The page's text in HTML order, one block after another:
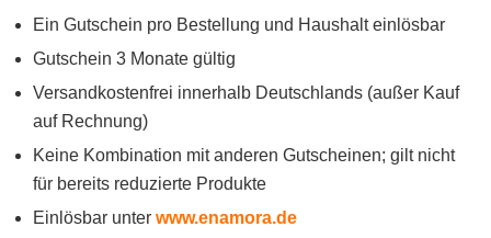
Ein Gutschein pro Bestellung und Haushalt einlösbar
Gutschein 3 Monate gültig
Versandkostenfrei innerhalb Deutschlands (außer Kauf
auf Rechnung)
Keine Kombination mit anderen Gutscheinen; gilt nicht
für bereits reduzierte Produkte
Einlösbar unter www.enamora.de